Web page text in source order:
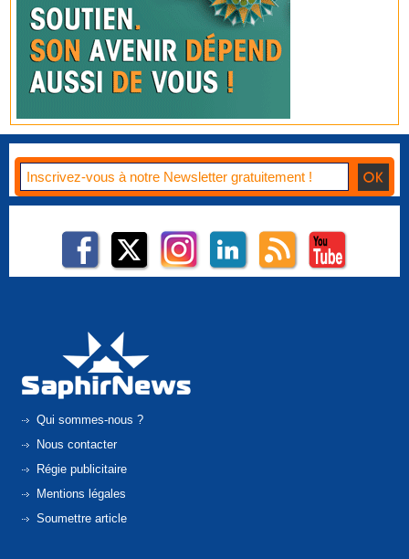
Qui sommes-nous ?
Nous contacter
Régie publicitaire
Mentions légales
Soumettre article